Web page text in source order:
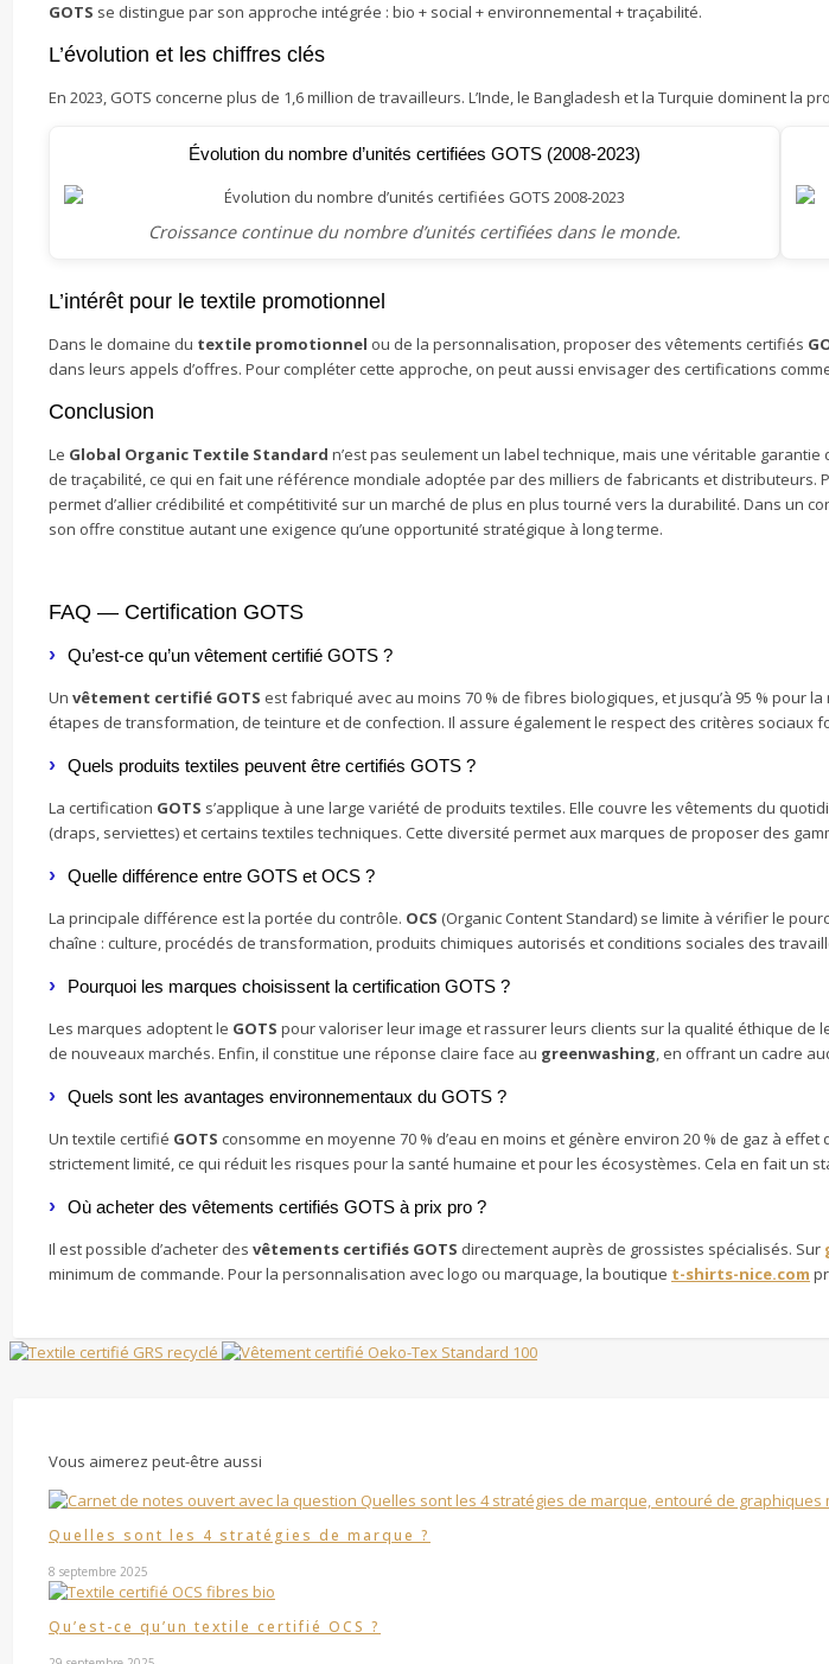
GOTS se distingue par son approche intégrée : bio + social + environnemental + traçabilité.
L’évolution et les chiffres clés
En 2023, GOTS concerne plus de 1,6 million de travailleurs. L’Inde, le Bangladesh et la Turquie dominent la
Évolution du nombre d’unités certifiées GOTS (2008-2023)
Croissance continue du nombre d’unités certifiées dans le monde.
L’intérêt pour le textile promotionnel
Dans le domaine du textile promotionnel ou de la personnalisation, proposer des vêtements certifiés
dans leurs appels d’offres. Pour compléter cette approche, on peut aussi envisager des certifications
Conclusion
Le Global Organic Textile Standard n’est pas seulement un label technique, mais une véritable
de traçabilité, ce qui en fait une référence mondiale adoptée par des milliers de fabricants et distributeurs.
permet d’allier crédibilité et compétitivité sur un marché de plus en plus tourné vers la durabilité. Dans un
son offre constitue autant une exigence qu’une opportunité stratégique à long terme.
FAQ — Certification GOTS
Qu’est-ce qu’un vêtement certifié GOTS ?
Un vêtement certifié GOTS est fabriqué avec au moins 70 % de fibres biologiques, et jusqu’à 95 % pour
étapes de transformation, de teinture et de confection. Il assure également le respect des critères sociaux
Quels produits textiles peuvent être certifiés GOTS ?
La certification GOTS s’applique à une large variété de produits textiles. Elle couvre les vêtements du
(draps, serviettes) et certains textiles techniques. Cette diversité permet aux marques de proposer des
Quelle différence entre GOTS et OCS ?
La principale différence est la portée du contrôle. OCS (Organic Content Standard) se limite à vérifier le
chaîne : culture, procédés de transformation, produits chimiques autorisés et conditions sociales des
Pourquoi les marques choisissent la certification GOTS ?
Les marques adoptent le GOTS pour valoriser leur image et rassurer leurs clients sur la qualité éthique de
de nouveaux marchés. Enfin, il constitue une réponse claire face au greenwashing, en offrant un cadre
Quels sont les avantages environnementaux du GOTS ?
Un textile certifié GOTS consomme en moyenne 70 % d’eau en moins et génère environ 20 % de gaz à
strictement limité, ce qui réduit les risques pour la santé humaine et pour les écosystèmes. Cela en fait
Où acheter des vêtements certifiés GOTS à prix pro ?
Il est possible d’acheter des vêtements certifiés GOTS directement auprès de grossistes spécialisés. Sur
minimum de commande. Pour la personnalisation avec logo ou marquage, la boutique t-shirts-nice.com
Vous aimerez peut-être aussi
Quelles sont les 4 stratégies de marque ?
8 septembre 2025
Qu’est-ce qu’un textile certifié OCS ?